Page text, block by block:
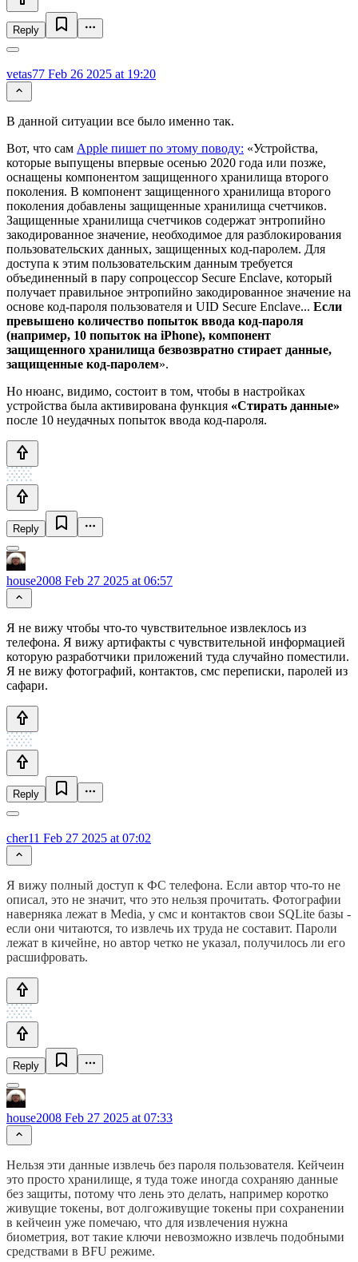
Reply
vetas77 Feb 26 2025 at 19:20
В данной ситуации все было именно так.
Вот, что сам Apple пишет по этому поводу: «Устройства,
которые выпущены впервые осенью 2020 года или позже,
оснащены компонентом защищенного хранилища второго
поколения. В компонент защищенного хранилища второго
поколения добавлены защищенные хранилища счетчиков.
Защищенные хранилища счетчиков содержат энтропийно
закодированное значение, необходимое для разблокирования
пользовательских данных, защищенных код-паролем. Для
доступа к этим пользовательским данным требуется
объединенный в пару сопроцессор Secure Enclave, который
получает правильное энтропийно закодированное значение на
основе код-пароля пользователя и UID Secure Enclave... Если
превышено количество попыток ввода код-пароля
(например, 10 попыток на iPhone), компонент
защищенного хранилища безвозвратно стирает данные,
защищенные код-паролем».
Но нюанс, видимо, состоит в том, чтобы в настройках
устройства была активирована функция «Стирать данные»
после 10 неудачных попыток ввода код-пароля.
Reply
house2008 Feb 27 2025 at 06:57
Я не вижу чтобы что-то чувствительное извлеклось из
телефона. Я вижу артифакты с чувствительной информацией
которую разработчики приложений туда случайно поместили.
Я не вижу фотографий, контактов, смс переписки, паролей из
сафари.
Reply
cher11 Feb 27 2025 at 07:02
Я вижу полный доступ к ФС телефона. Если автор что-то не
описал, это не значит, что это нельзя прочитать. Фотографии
наверняка лежат в Media, у смс и контактов свои SQLite базы -
если они читаются, то извлечь их труда не составит. Пароли
лежат в кичейне, но автор четко не указал, получилось ли его
расшифровать.
Reply
house2008 Feb 27 2025 at 07:33
Нельзя эти данные извлечь без пароля пользователя. Кейчеин
это просто хранилище, я туда тоже иногда сохраняю данные
без защиты, потому что лень это делать, например коротко
живущие токены, вот долгоживущие токены при сохранении
в кейчеин уже помечаю, что для извлечения нужна
биометрия, вот такие ключи невозможно извлечь подобными
средствами в BFU режиме.